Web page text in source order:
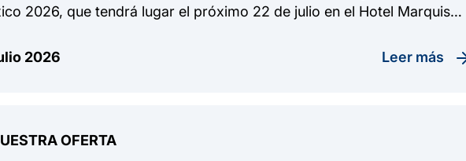
2026, que tendrá lugar el próximo 22 de julio en el Hotel Marquis
2026
leer más
OFERTA